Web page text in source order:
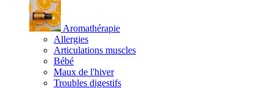
Aromathérapie
Allergies
Articulations muscles
Bébé
Maux de l'hiver
Troubles digestifs